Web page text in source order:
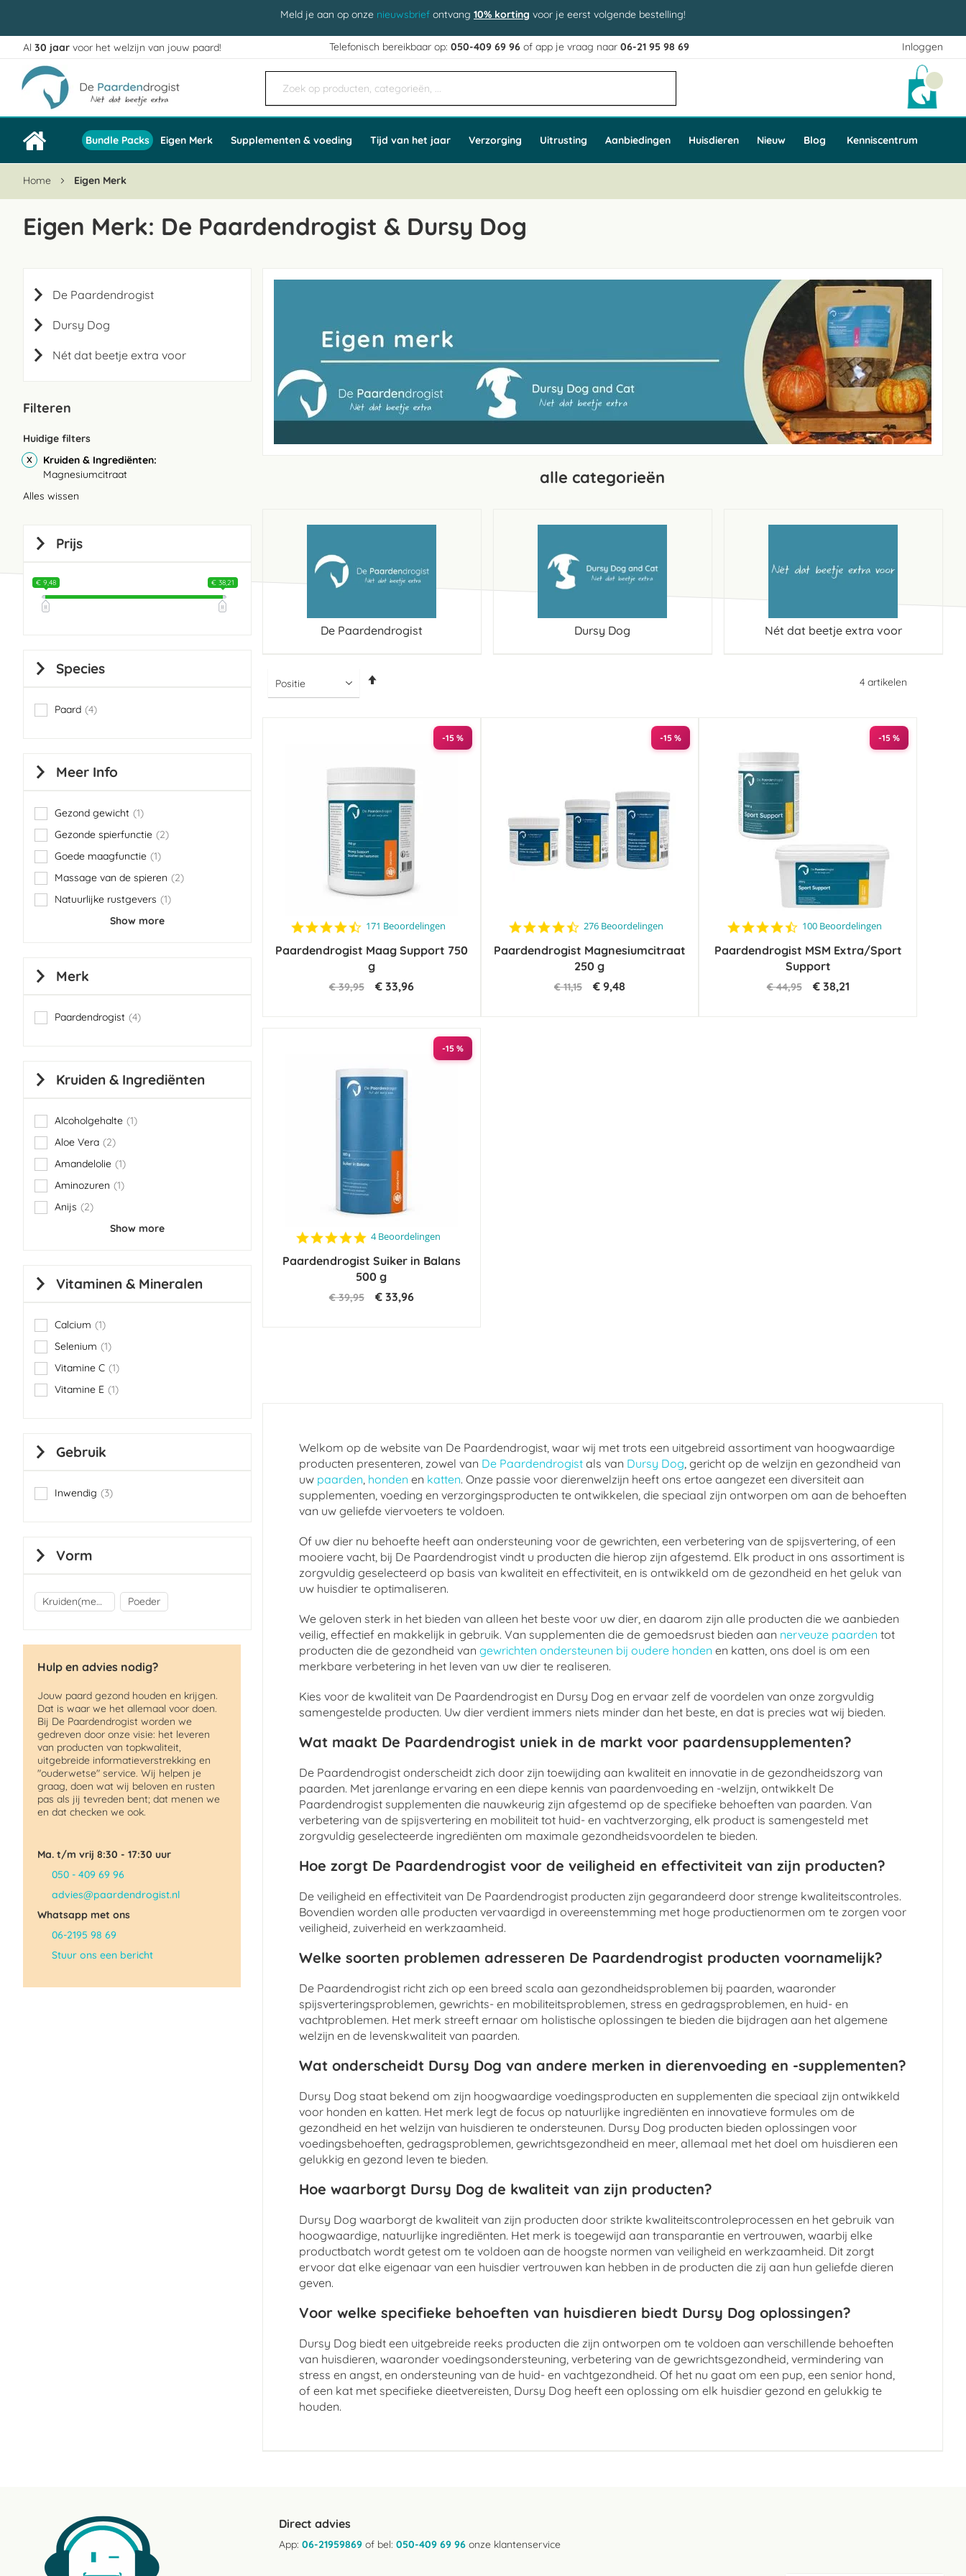
Meld je aan op onze nieuwsbrief ontvang 10% korting voor je eerst volgende bestelling!
Inloggen
Ga
naar
de
inhoud
Al 30 jaar voor het welzijn van jouw paard! Telefonisch bereikbaar op:050-409 69 96 of app je vraag naar06-21 95 98 69
Bundle Packs Eigen Merk Supplementen & voeding Tijd van het jaar Verzorging Uitrusting Aanbiedingen Huisdieren Nieuw Blog Kenniscentrum
Home Eigen Merk
Eigen Merk: De Paardendrogist & Dursy Dog
alle categorieën
De Paardendrogist Dursy Dog Nét dat beetje extra voor
4 artikelen
-15 %
4.5
rating
171 Beoordelingen
Paardendrogist Maag Support 750
g
€ 39,95 € 33,96
-15 %
4.6
rating
276 Beoordelingen
Paardendrogist Magnesiumcitraat
250 g
€ 11,15 € 9,48
-15 %
4.4
rating
100 Beoordelingen
Paardendrogist MSM Extra/Sport
Support
€ 44,95 € 38,21
-15 %
4.8
rating
4 Beoordelingen
Paardendrogist Suiker in Balans
500 g
€ 39,95 € 33,96
Welkom op de website van De Paardendrogist, waar wij met trots een uitgebreid assortiment van hoogwaardige
producten presenteren, zowel van De Paardendrogistals van Dursy Dog, gericht op de welzijn en gezondheid van
uw paarden, honden en katten. Onze passie voor dierenwelzijn heeft ons ertoe aangezet een diversiteit aan
supplementen, voeding en verzorgingsproducten te ontwikkelen, die speciaal zijn ontworpen om aan de behoeften
van uw geliefde viervoeters te voldoen.
Of uw dier nu behoefte heeft aan ondersteuning voor de gewrichten, een verbetering van de spijsvertering, of een
mooiere vacht, bij De Paardendrogist vindt u producten die hierop zijn afgestemd. Elk product in ons assortiment is
zorgvuldig geselecteerd op basis van kwaliteit en effectiviteit, en is ontwikkeld om de gezondheid en het geluk van
uw huisdier te optimaliseren.
We geloven sterk in het bieden van alleen het beste voor uw dier, en daarom zijn alle producten die we aanbieden
veilig, effectief en makkelijk in gebruik. Van supplementen die de gemoedsrust bieden aan nerveuze paarden tot
producten die de gezondheid van gewrichten ondersteunen bij oudere honden en katten, ons doel is om een
merkbare verbetering in het leven van uw dier te realiseren.
Kies voor de kwaliteit van De Paardendrogist en Dursy Dog en ervaar zelf de voordelen van onze zorgvuldig
samengestelde producten. Uw dier verdient immers niets minder dan het beste, en dat is precies wat wij bieden.
Wat maakt De Paardendrogist uniek in de markt voor paardensupplementen?
De Paardendrogist onderscheidt zich door zijn toewijding aan kwaliteit en innovatie in de gezondheidszorg van
paarden. Met jarenlange ervaring en een diepe kennis van paardenvoeding en -welzijn, ontwikkelt De
Paardendrogist supplementen die nauwkeurig zijn afgestemd op de specifieke behoeften van paarden. Van
verbetering van de spijsvertering en mobiliteit tot huid- en vachtverzorging, elk product is samengesteld met
zorgvuldig geselecteerde ingrediënten om maximale gezondheidsvoordelen te bieden.
Hoe zorgt De Paardendrogist voor de veiligheid en effectiviteit van zijn producten?
De veiligheid en effectiviteit van De Paardendrogist producten zijn gegarandeerd door strenge kwaliteitscontroles.
Bovendien worden alle producten vervaardigd in overeenstemming met hoge productienormen om te zorgen voor
veiligheid, zuiverheid en werkzaamheid.
Welke soorten problemen adresseren De Paardendrogist producten voornamelijk?
De Paardendrogist richt zich op een breed scala aan gezondheidsproblemen bij paarden, waaronder
spijsverteringsproblemen, gewrichts- en mobiliteitsproblemen, stress en gedragsproblemen, en huid- en
vachtproblemen. Het merk streeft ernaar om holistische oplossingen te bieden die bijdragen aan het algemene
welzijn en de levenskwaliteit van paarden.
Wat onderscheidt Dursy Dog van andere merken in dierenvoeding en -supplementen?
Dursy Dog staat bekend om zijn hoogwaardige voedingsproducten en supplementen die speciaal zijn ontwikkeld
voor honden en katten. Het merk legt de focus op natuurlijke ingrediënten en innovatieve formules om de
gezondheid en het welzijn van huisdieren te ondersteunen. Dursy Dog producten bieden oplossingen voor
voedingsbehoeften, gedragsproblemen, gewrichtsgezondheid en meer, allemaal met het doel om huisdieren een
gelukkig en gezond leven te bieden.
Hoe waarborgt Dursy Dog de kwaliteit van zijn producten?
Dursy Dog waarborgt de kwaliteit van zijn producten door strikte kwaliteitscontroleprocessen en het gebruik van
hoogwaardige, natuurlijke ingrediënten. Het merk is toegewijd aan transparantie en vertrouwen, waarbij elke
productbatch wordt getest om te voldoen aan de hoogste normen van veiligheid en werkzaamheid. Dit zorgt
ervoor dat elke eigenaar van een huisdier vertrouwen kan hebben in de producten die zij aan hun geliefde dieren
geven.
Voor welke specifieke behoeften van huisdieren biedt Dursy Dog oplossingen?
Dursy Dog biedt een uitgebreide reeks producten die zijn ontworpen om te voldoen aan verschillende behoeften
van huisdieren, waaronder voedingsondersteuning, verbetering van de gewrichtsgezondheid, vermindering van
stress en angst, en ondersteuning van de huid- en vachtgezondheid. Of het nu gaat om een pup, een senior hond,
of een kat met specifieke dieetvereisten, Dursy Dog heeft een oplossing om elk huisdier gezond en gelukkig te
houden.
De Paardendrogist
Dursy Dog
Nét dat beetje extra voor
Filteren
Huidige filters
Kruiden & Ingrediënten
Magnesiumcitraat
Alles wissen
Prijs
€ 9,48 € 38,21
Species
Paard 4
items
Meer Info
Gezond gewicht 1
item
Gezonde spierfunctie
2
items
Goede maagfunctie 1
item
Massage van de spieren
2
items
Natuurlijke rustgevers
1
item
Show more
Merk
Paardendrogist 4
items
Kruiden & Ingrediënten
Alcoholgehalte 1
item
Aloe Vera
2
items
Amandelolie 1
item
Aminozuren
1
item
Anijs
2
items
Show more
Vitaminen & Mineralen
Calcium 1
item
Selenium
1
item
Vitamine C 1
item
Vitamine E 1
item
Gebruik
Inwendig 3
items
Vorm
Kruiden(mengsels) Poeder
Hulp en advies nodig?
Jouw paard gezond houden en krijgen.
Dat is waar we het allemaal voor doen.
Bij De Paardendrogist worden we
gedreven door onze visie: het leveren
van producten van topkwaliteit,
uitgebreide informatieverstrekking en
"ouderwetse" service. Wij helpen je
graag, doen wat wij beloven en rusten
pas als jij tevreden bent; dat menen we
en dat checken we ook.
Ma. t/m vrij 8:30 - 17:30 uur
050 - 409 69 96
advies@paardendrogist.nl
Whatsapp met ons
06-2195 98 69
Stuur ons een bericht
Direct advies
App: 06-21959869 of bel: 050-409 69 96 onze klantenservice